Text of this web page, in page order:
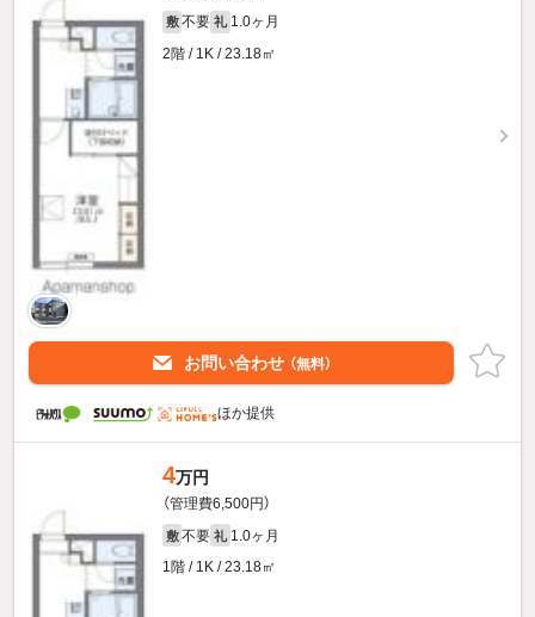
敷 不要 礼 1.0ヶ月
2階 / 1K / 23.18㎡
お問い合わせ （無料）
ほか提供
4万円
（管理費6,500円）
敷 不要 礼 1.0ヶ月
1階 / 1K / 23.18㎡